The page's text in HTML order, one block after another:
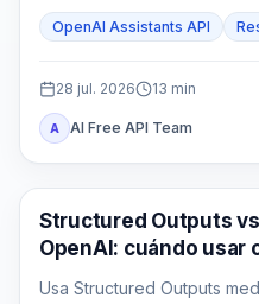
reconstruyen
Search y controles de
OpenAI Assistants API
28 jul. 2026 13 min
A AI Free API Team
Guía de API
Structured Outputs
OpenAI: cuándo usar
Usa Structured Outputs